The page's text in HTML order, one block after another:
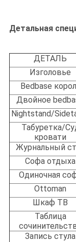
Детальная
ДЕТАЛЬ
Изголовье
Bedbase
Двойное
Nightstand/
Табуретка/
кровати
Журнальный
Софа отдыха
Одиночная
Ottoman
Шкаф ТВ
Таблица
Запись стула